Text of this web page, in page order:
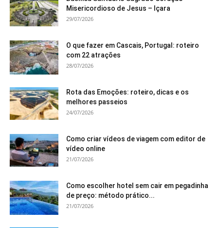
Misericordioso de Jesus – Içara
29/07/2026
O que fazer em Cascais, Portugal: roteiro
com 22 atrações
28/07/2026
Rota das Emoções: roteiro, dicas e os
melhores passeios
24/07/2026
Como criar vídeos de viagem com editor de
vídeo online
21/07/2026
Como escolher hotel sem cair em pegadinha
de preço: método prático...
21/07/2026